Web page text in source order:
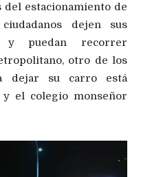
estacionamiento de
dejen sus
puedan recorrer
otro de los
dejar su carro está
el colegio monseñor